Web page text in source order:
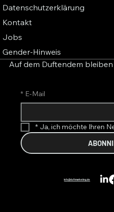
Datenschutzerklärung
Kontakt
Jobs
Gender-Hinweis
Auf dem Duftendem bleiben
* E-Mail
* Ja, ich möchte Ihren
info@duftmarketing.de